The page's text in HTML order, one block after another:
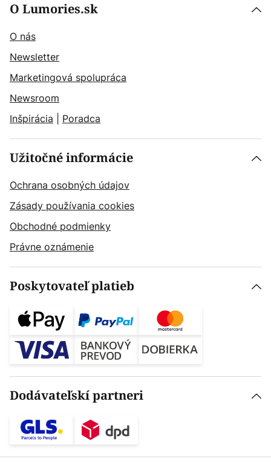
O Lumories.sk
O nás
Newsletter
Marketingová spolupráca
Newsroom
Inšpirácia
Poradca
Užitočné informácie
Ochrana osobných údajov
Zásady používania cookies
Obchodné podmienky
Právne oznámenie
Poskytovateľ platieb
Dodávateľskí partneri